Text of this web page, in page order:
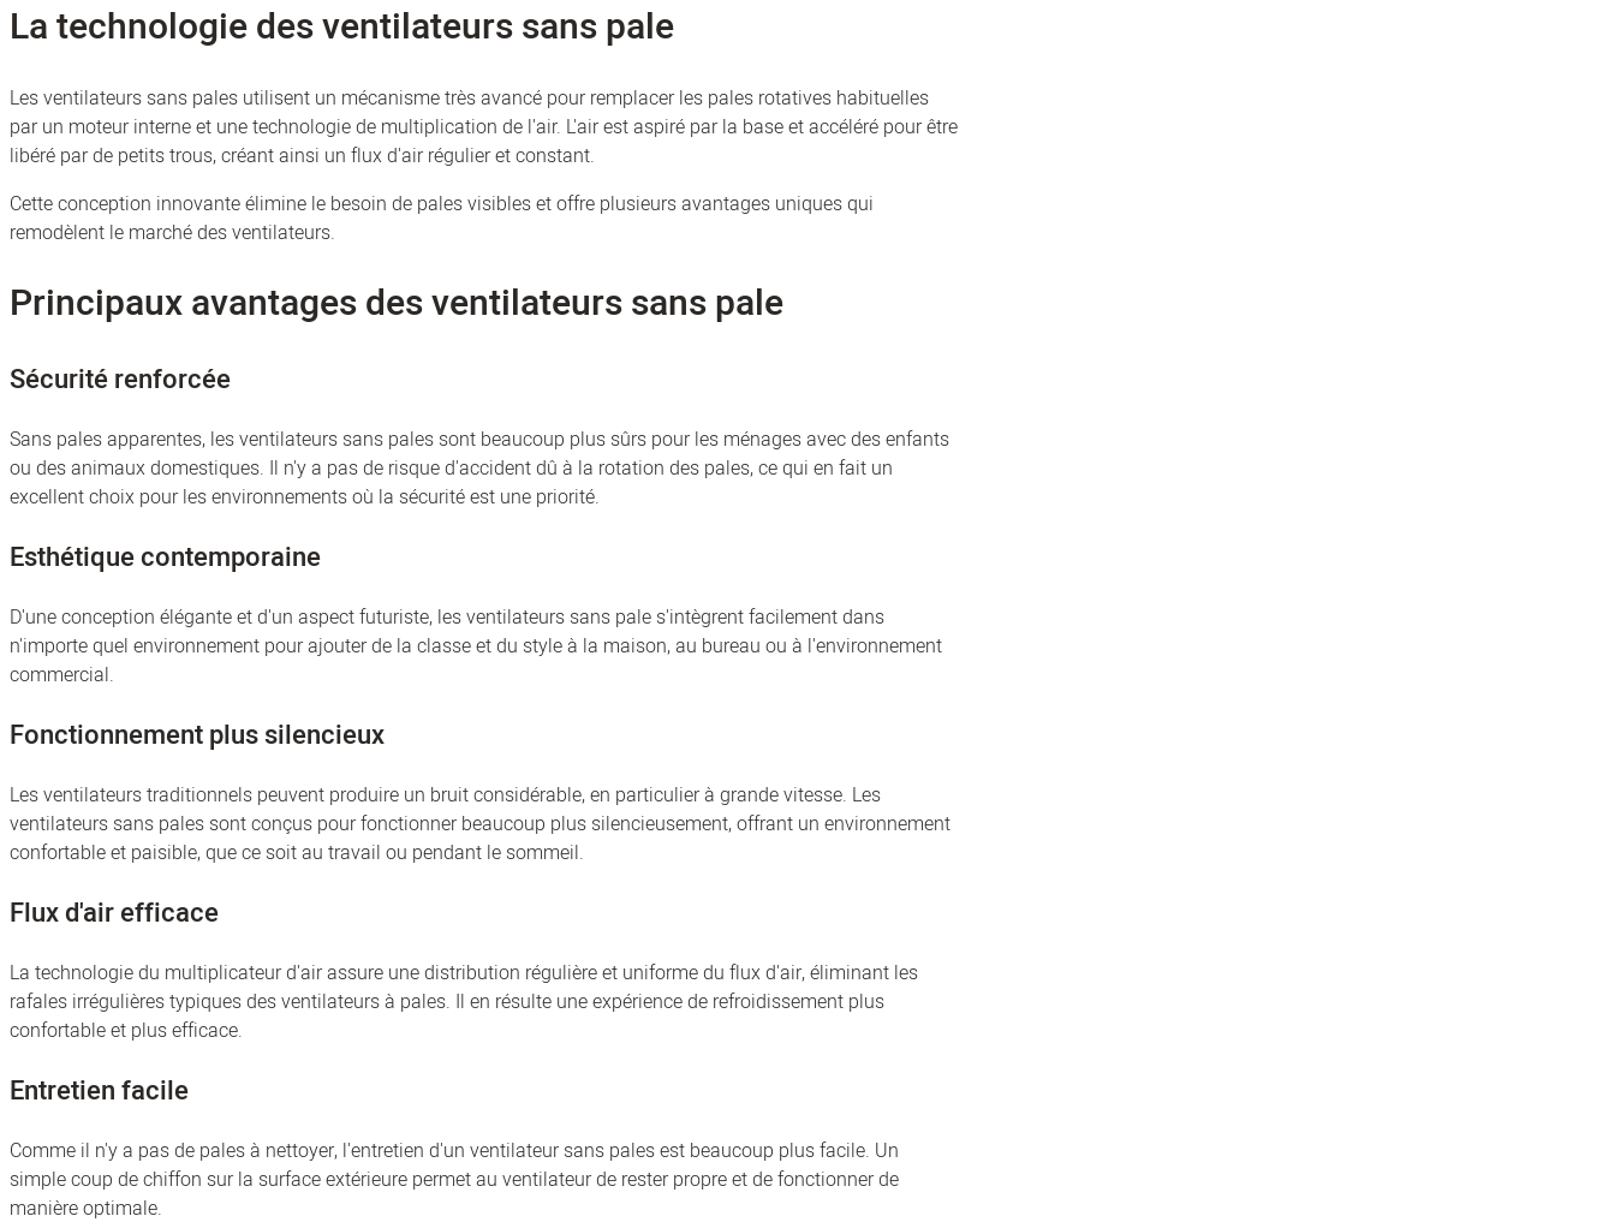
La technologie des ventilateurs sans pale
Les ventilateurs sans pales utilisent un mécanisme très avancé pour remplacer les pales rotatives habituelles
par un moteur interne et une technologie de multiplication de l'air. L'air est aspiré par la base et accéléré pour être
libéré par de petits trous, créant ainsi un flux d'air régulier et constant.
Cette conception innovante élimine le besoin de pales visibles et offre plusieurs avantages uniques qui
remodèlent le marché des ventilateurs.
Principaux avantages des ventilateurs sans pale
Sécurité renforcée
Sans pales apparentes, les ventilateurs sans pales sont beaucoup plus sûrs pour les ménages avec des enfants
ou des animaux domestiques. Il n'y a pas de risque d'accident dû à la rotation des pales, ce qui en fait un
excellent choix pour les environnements où la sécurité est une priorité.
Esthétique contemporaine
D'une conception élégante et d'un aspect futuriste, les ventilateurs sans pale s'intègrent facilement dans
n'importe quel environnement pour ajouter de la classe et du style à la maison, au bureau ou à l'environnement
commercial.
Fonctionnement plus silencieux
Les ventilateurs traditionnels peuvent produire un bruit considérable, en particulier à grande vitesse. Les
ventilateurs sans pales sont conçus pour fonctionner beaucoup plus silencieusement, offrant un environnement
confortable et paisible, que ce soit au travail ou pendant le sommeil.
Flux d'air efficace
La technologie du multiplicateur d'air assure une distribution régulière et uniforme du flux d'air, éliminant les
rafales irrégulières typiques des ventilateurs à pales. Il en résulte une expérience de refroidissement plus
confortable et plus efficace.
Entretien facile
Comme il n'y a pas de pales à nettoyer, l'entretien d'un ventilateur sans pales est beaucoup plus facile. Un
simple coup de chiffon sur la surface extérieure permet au ventilateur de rester propre et de fonctionner de
manière optimale.